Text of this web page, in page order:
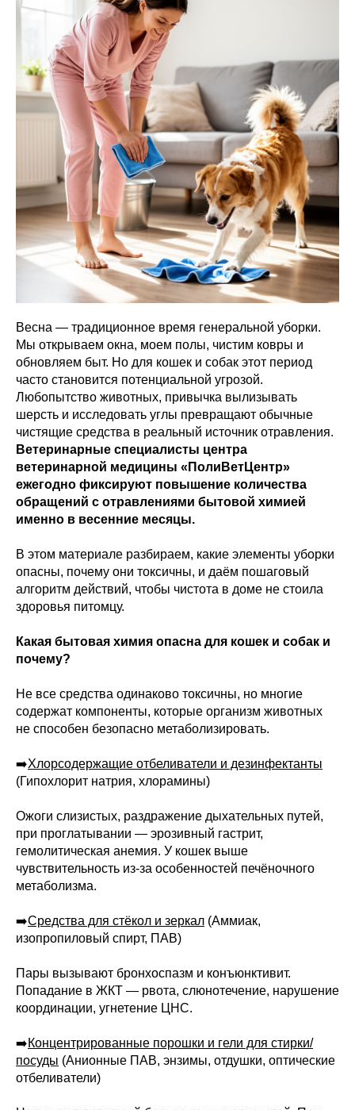
Весна — традиционное время генеральной уборки.
Мы открываем окна, моем полы, чистим ковры и
обновляем быт. Но для кошек и собак этот период
часто становится потенциальной угрозой.
Любопытство животных, привычка вылизывать
шерсть и исследовать углы превращают обычные
чистящие средства в реальный источник отравления.
Ветеринарные специалисты центра
ветеринарной медицины «ПолиВетЦентр»
ежегодно фиксируют повышение количества
обращений с отравлениями бытовой химией
именно в весенние месяцы.
В этом материале разбираем, какие элементы уборки
опасны, почему они токсичны, и даём пошаговый
алгоритм действий, чтобы чистота в доме не стоила
здоровья питомцу.
Какая бытовая химия опасна для кошек и собак и
почему?
Не все средства одинаково токсичны, но многие
содержат компоненты, которые организм животных
не способен безопасно метаболизировать.
➡️Хлорсодержащие отбеливатели и дезинфектанты
(Гипохлорит натрия, хлорамины)
Ожоги слизистых, раздражение дыхательных путей,
при проглатывании — эрозивный гастрит,
гемолитическая анемия. У кошек выше
чувствительность из-за особенностей печёночного
метаболизма.
➡️Средства для стёкол и зеркал (Аммиак,
изопропиловый спирт, ПАВ)
Пары вызывают бронхоспазм и конъюнктивит.
Попадание в ЖКТ — рвота, слюнотечение, нарушение
координации, угнетение ЦНС.
➡️Концентрированные порошки и гели для стирки/
посуды (Анионные ПАВ, энзимы, отдушки, оптические
отбеливатели)